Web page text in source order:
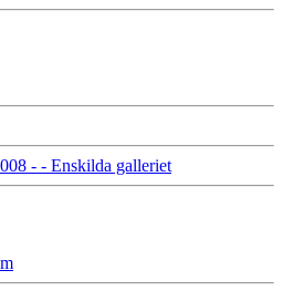
- - Enskilda galleriet